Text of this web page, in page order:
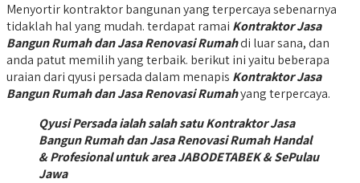
Menyortir kontraktor bangunan yang terpercaya sebenarnya
tidaklah hal yang mudah. terdapat ramai Kontraktor Jasa
Bangun Rumah dan Jasa Renovasi Rumahdi luar sana, dan
anda patut memilih yang terbaik. berikut ini yaitu beberapa
uraian dari qyusi persada dalam menapis Kontraktor Jasa
Bangun Rumah dan Jasa Renovasi Rumahyang terpercaya.
Qyusi Persada ialah salah satu Kontraktor Jasa
Bangun Rumah dan Jasa Renovasi Rumah Handal
& Profesional untuk area JABODETABEK & SePulau
Jawa